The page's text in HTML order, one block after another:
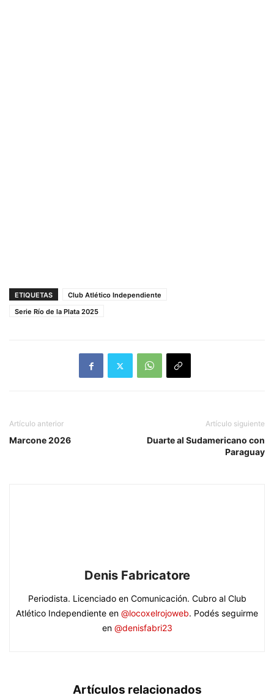
ETIQUETAS
Club Atlético Independiente
Serie Río de la Plata 2025
Artículo anterior
Marcone 2026
Artículo siguiente
Duarte al Sudamericano con
Paraguay
Denis Fabricatore
Periodista. Licenciado en Comunicación. Cubro al Club
Atlético Independiente en @locoxelrojoweb. Podés seguirme
en @denisfabri23
Artículos relacionados